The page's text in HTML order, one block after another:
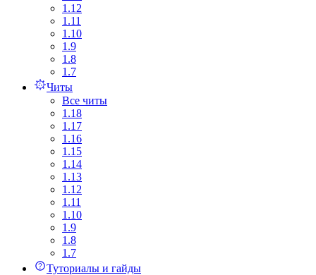
1.12
1.11
1.10
1.9
1.8
1.7
Читы
Все читы
1.18
1.17
1.16
1.15
1.14
1.13
1.12
1.11
1.10
1.9
1.8
1.7
Туториалы и гайды